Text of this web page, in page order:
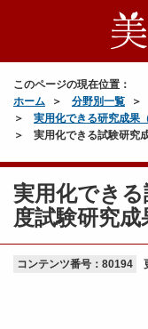
このページの現在位置：
ホーム
分野別一覧
実用化できる研究成果
実用化できる試験研究
実用化でき
度試験研究成
コンテンツ番号：80194